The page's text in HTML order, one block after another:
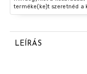
terméke(ke)t szeretnéd a
LEÍRÁS